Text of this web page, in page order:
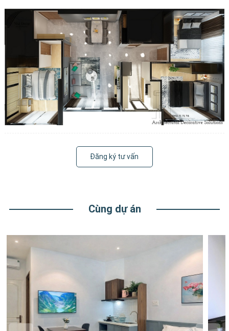
Đăng ký tư vấn
Cùng dự án